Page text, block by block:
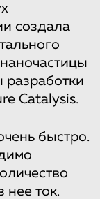
создала
разработки
Catalysis.
быстро.
нее ток.